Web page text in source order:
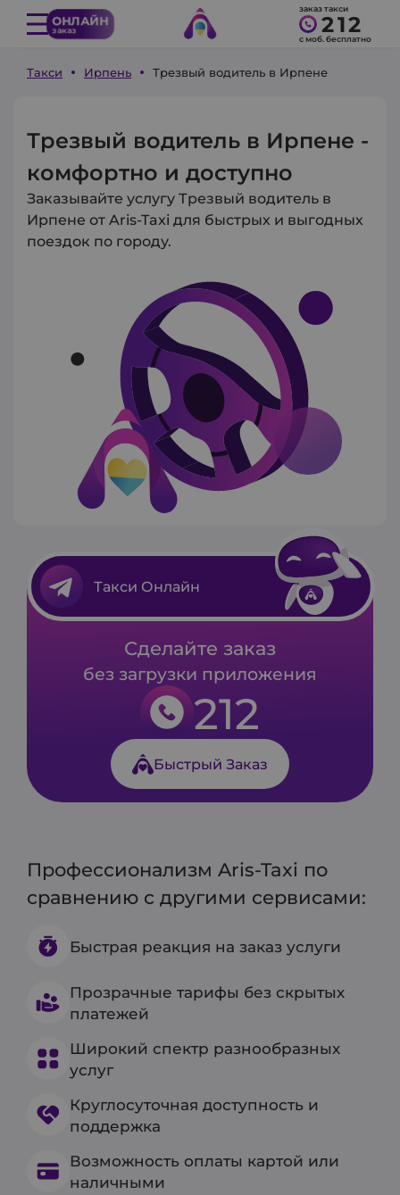
ОНЛАЙН
заказ
заказ такси
212
с моб. бесплатно
Такси Ирпень Трезвый водитель в Ирпене
Трезвый водитель в Ирпене -
комфортно и доступно
Заказывайте услугу Трезвый водитель в
Ирпене от Aris-Taxi для быстрых и выгодных
поездок по городу.
Сделайте заказ
без загрузки приложения
212
Быстрый Заказ
Такси Онлайн
Профессионализм Aris-Taxi по
сравнению с другими сервисами:
Быстрая реакция на заказ услуги
Прозрачные тарифы без скрытых
платежей
Широкий спектр разнообразных
услуг
Круглосуточная доступность и
поддержка
Возможность оплаты картой или
наличными